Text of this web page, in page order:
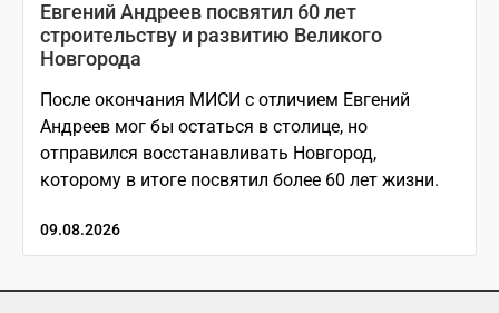
Евгений Андреев посвятил 60 лет
строительству и развитию Великого
Новгорода
После окончания МИСИ с отличием Евгений
Андреев мог бы остаться в столице, но
отправился восстанавливать Новгород,
которому в итоге посвятил более 60 лет жизни.
09.08.2026